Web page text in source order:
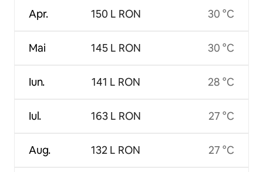
Apr.
Mai
Iun.
Iul.
Aug.
150 L RON
145 L RON
141 L RON
163 L RON
132 L RON
30 °C
30 °C
28 °C
27 °C
27 °C